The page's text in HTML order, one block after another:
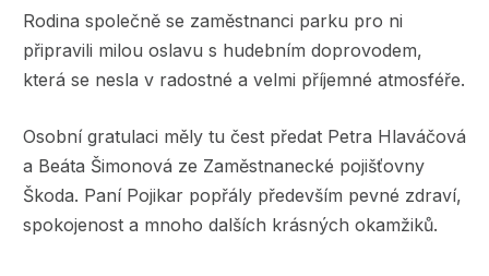
Rodina společně se zaměstnanci parku pro ni
připravili milou oslavu s hudebním doprovodem,
která se nesla v radostné a velmi příjemné atmosféře.
Osobní gratulaci měly tu čest předat Petra Hlaváčová
a Beáta Šimonová ze Zaměstnanecké pojišťovny
Škoda. Paní Pojikar popřály především pevné zdraví,
spokojenost a mnoho dalších krásných okamžiků.